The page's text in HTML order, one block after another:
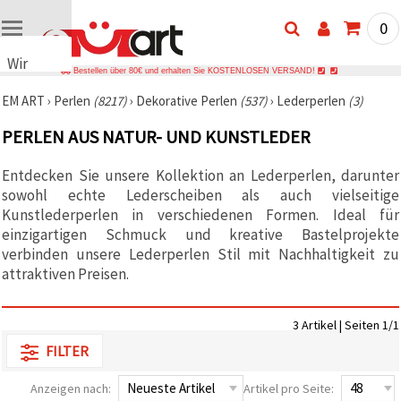
Wir
Cookies
verwenden
und
ähnliche
Technologien,
um das
ordnungsgemäße
Funktionieren
der Website
sicherzustellen,
und, mit
Ihrer
0
Bestellen über 80€ und erhalten Sie KOSTENLOSEN VERSAND!
EM ART › Perlen (8217)› Dekorative Perlen (537)› Lederperlen (3)
PERLEN AUS NATUR- UND KUNSTLEDER
Entdecken Sie unsere Kollektion an Lederperlen, darunter
sowohl echte Lederscheiben als auch vielseitige
Kunstlederperlen in verschiedenen Formen. Ideal für
einzigartigen Schmuck und kreative Bastelprojekte
verbinden unsere Lederperlen Stil mit Nachhaltigkeit zu
attraktiven Preisen.
3 Artikel | Seiten 1/1
FILTER
Anzeigen nach: Artikel pro Seite: